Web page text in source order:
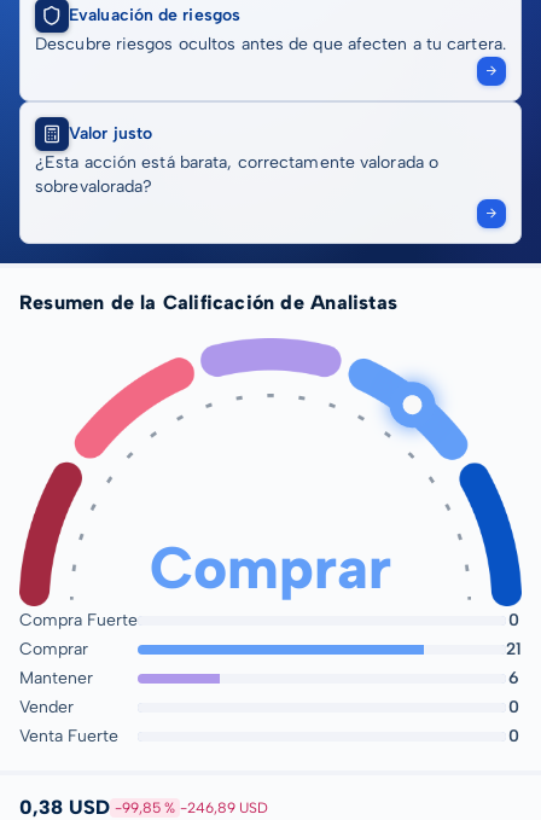
Evaluación de riesgos
Descubre riesgos ocultos antes de que afecten a tu cartera.
Valor justo
¿Esta acción está barata, correctamente valorada o
sobrevalorada?
Resumen de la Calificación de Analistas
Comprar
Compra Fuerte
Comprar
Mantener
Vender
Venta Fuerte
0
21
6
0
0
0,38 USD -99,85 % -246,89 USD